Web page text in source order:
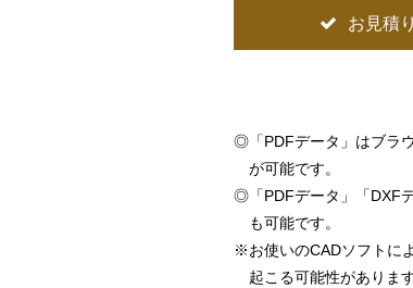
お見積
◎ 「PDFデータ」はブラ
が可能です。
◎ 「PDFデータ」「DXF
も可能です。
※お使いのCADソフトに
起こる可能性があります